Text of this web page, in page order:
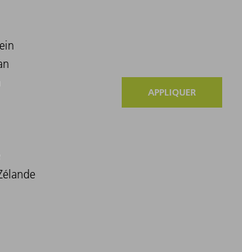
APPLIQUER